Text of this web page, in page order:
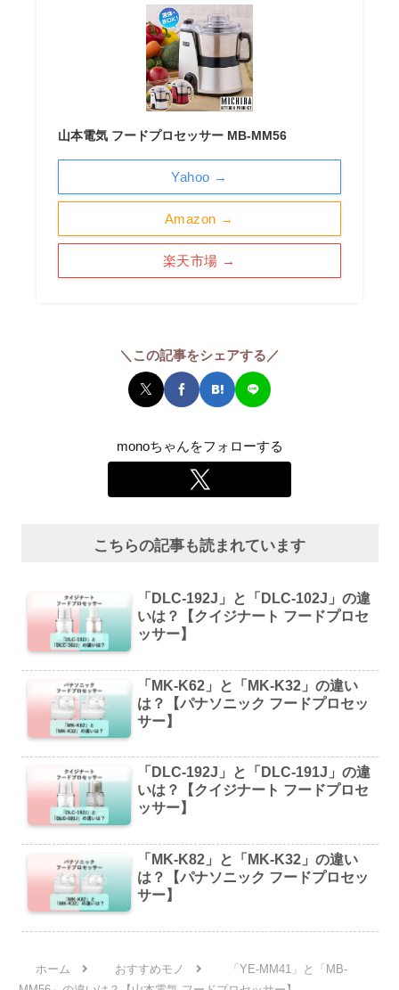
山本電気 フードプロセッサー MB-MM56
Amazon →
楽天市場 →
Yahoo →
＼この記事をシェアする／
monoちゃんをフォローする
こちらの記事も読まれています
「DLC-192J」と「DLC-102J」の違
いは？【クイジナート フードプロセ
ッサー】
「MK-K62」と「MK-K32」の違い
は？【パナソニック フードプロセッ
サー】
「DLC-192J」と「DLC-191J」の違
いは？【クイジナート フードプロセ
ッサー】
「MK-K82」と「MK-K32」の違い
は？【パナソニック フードプロセッ
サー】
ホーム おすすめモノ
「YE-MM41」と「MB-